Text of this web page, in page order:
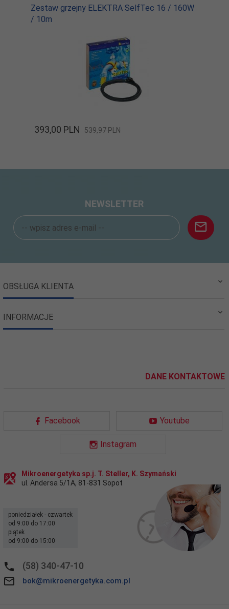
Zestaw grzejny ELEKTRA SelfTec 16 / 160W
/ 10m
393,00 PLN 539,97 PLN
NEWSLETTER
OBSŁUGA KLIENTA
INFORMACJE
DANE KONTAKTOWE
Facebook Youtube
Instagram
Mikroenergetyka sp.j. T. Steller, K. Szymański
ul. Andersa 5/1A, 81-831 Sopot
poniedziałek - czwartek
od 9:00 do 17:00
piątek
od 9:00 do 15:00
(58) 340-47-10
bok@mikroenergetyka.com.pl